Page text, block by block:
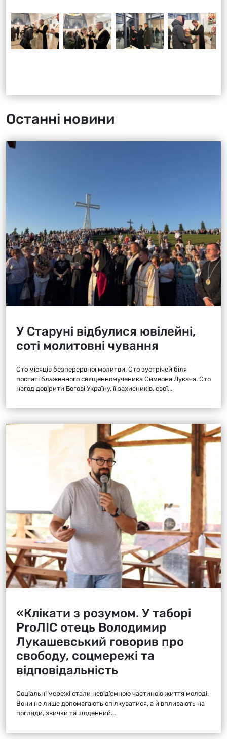
Останні новини
У Старуні відбулися ювілейні,
соті молитовні чування
Сто місяців безперервної молитви. Сто зустрічей біля
постаті блаженного священномученика Симеона Лукача. Сто
нагод довірити Богові Україну, її захисників, свої...
«Клікати з розумом. У таборі
ProЛІС отець Володимир
Лукашевський говорив про
свободу, соцмережі та
відповідальність
Соціальні мережі стали невід’ємною частиною життя молоді.
Вони не лише допомагають спілкуватися, а й впливають на
погляди, звички та щоденний...